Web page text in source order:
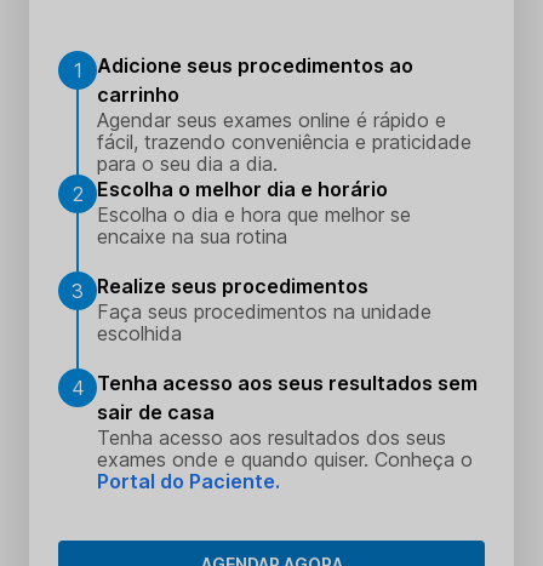
1
Adicione seus procedimentos ao
carrinho
Agendar seus exames online é rápido e
fácil, trazendo conveniência e praticidade
para o seu dia a dia.
2
Escolha o melhor dia e horário
Escolha o dia e hora que melhor se
encaixe na sua rotina
3
Realize seus procedimentos
Faça seus procedimentos na unidade
escolhida
4 Tenha acesso aos seus resultados sem
sair de casa
Tenha acesso aos resultados dos seus
exames onde e quando quiser. Conheça o
Portal do Paciente.